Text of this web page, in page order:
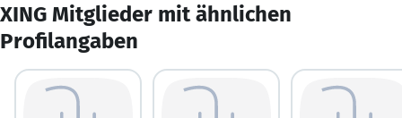
XING Mitglieder mit ähnlichen
Profilangaben